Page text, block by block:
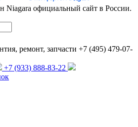
Niagara официальный сайт в России.
ремонт, запчасти +7 (495) 479-07-
+7 (933) 888-83-22